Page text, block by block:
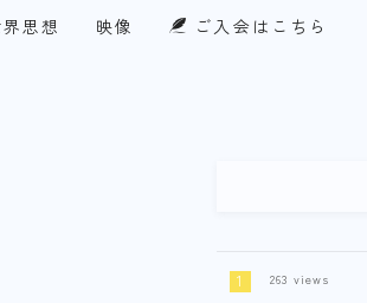
界思想 映像 ご入会はこちら
263 views